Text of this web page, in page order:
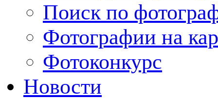
Поиск по
Фотографии на
Фотоконкурс
Новости